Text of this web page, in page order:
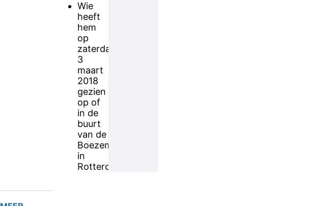
Wie
heeft
hem
op
zaterdagavond
3
maart
2018
gezien
op of
in de
buurt
van de
Boezemkade
in
Rotterdam?